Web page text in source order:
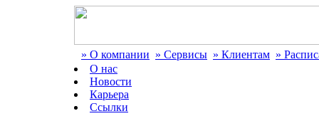
» О компании » Сервисы » Клиентам »
О нас
Новости
Карьера
Ссылки